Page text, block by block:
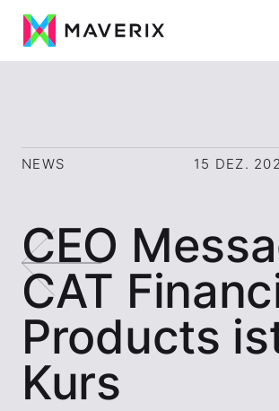
NEWS 15 DEZ.
CEO
CAT
Products
Kurs